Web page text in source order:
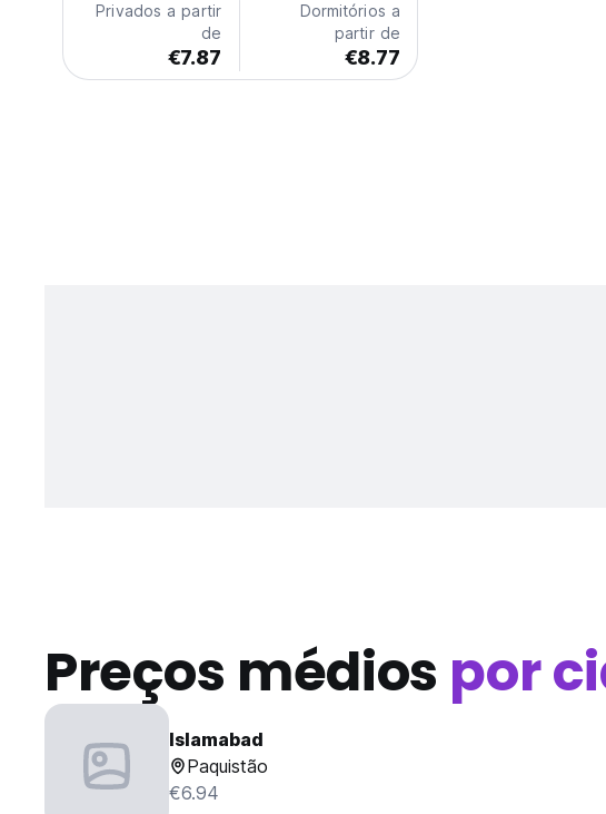
Privados a partir
de
€7.87
Dormitórios a
partir de
€8.77
Preços médios por
Islamabad
Paquistão
€6.94